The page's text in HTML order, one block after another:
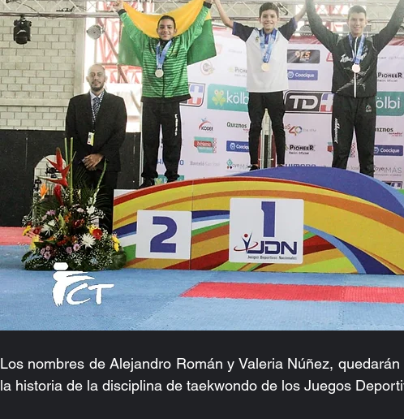
Los nombres de Alejandro Román y Valeria Núñez,
la historia de la disciplina de taekwondo de los Juegos